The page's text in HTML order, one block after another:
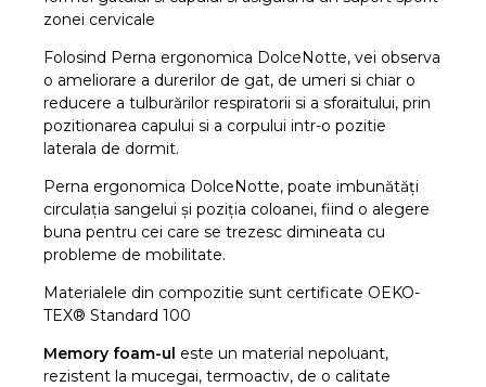
zonei cervicale
Folosind Perna ergonomica DolceNotte, vei observa
o ameliorare a durerilor de gat, de umeri si chiar o
reducere a tulburărilor respiratorii si a sforaitului, prin
pozitionarea capului si a corpului intr-o pozitie
laterala de dormit.
Perna ergonomica DolceNotte, poate imbunătăți
circulația sangelui și poziția coloanei, fiind o alegere
buna pentru cei care se trezesc dimineata cu
probleme de mobilitate.
Materialele din compozitie sunt certificate OEKO-
TEX® Standard 100
Memory foam-ul este un material nepoluant,
rezistent la mucegai, termoactiv, de o calitate